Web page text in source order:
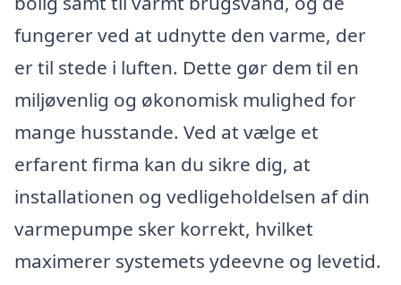
fungerer ved at udnytte den varme, der
er til stede i luften. Dette gør dem til en
miljøvenlig og økonomisk mulighed for
mange husstande. Ved at vælge et
erfarent firma kan du sikre dig, at
installationen og vedligeholdelsen af din
varmepumpe sker korrekt, hvilket
maximerer systemets ydeevne og levetid.